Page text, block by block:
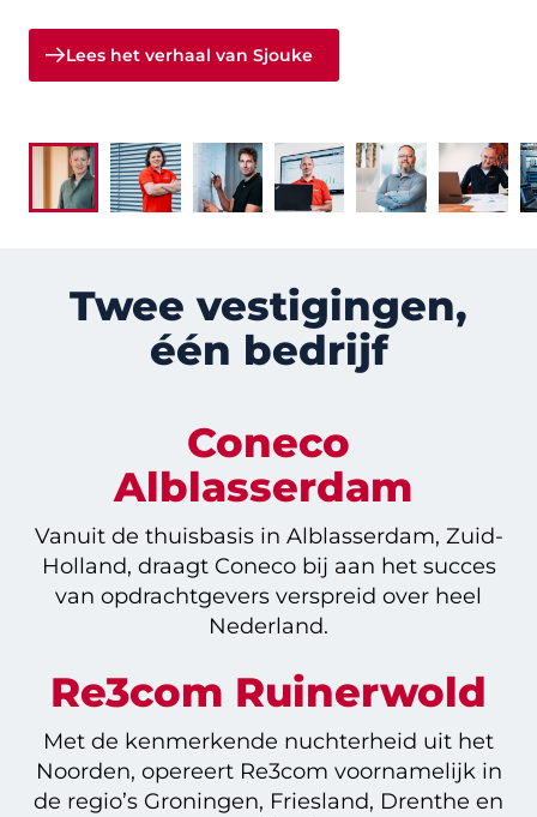
Lees het verhaal van Sjouke
Twee vestigingen,
één bedrijf
Coneco
Alblasserdam
Vanuit de thuisbasis in Alblasserdam, Zuid-
Holland, draagt Coneco bij aan het succes
van opdrachtgevers verspreid over heel
Nederland.
Re3com Ruinerwold
Met de kenmerkende nuchterheid uit het
Noorden, opereert Re3com voornamelijk in
de regio’s Groningen, Friesland, Drenthe en